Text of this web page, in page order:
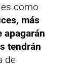
como
más
apagarán
tendrán
de